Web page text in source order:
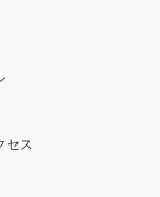
セス